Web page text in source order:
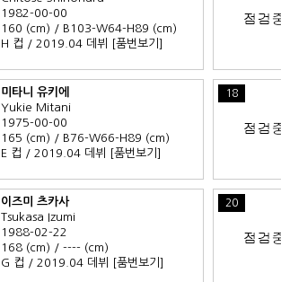
1982-00-00
160 (cm) / B103-W64-H89 (cm)
H 컵 / 2019.04 데뷔
[품번보기]
미타니 유키에
Yukie Mitani
1975-00-00
165 (cm) / B76-W66-H89 (cm)
E 컵 / 2019.04 데뷔
[품번보기]
18
이즈미 츠카사
Tsukasa Izumi
1988-02-22
168 (cm) / ---- (cm)
G 컵 / 2019.04 데뷔
[품번보기]
20